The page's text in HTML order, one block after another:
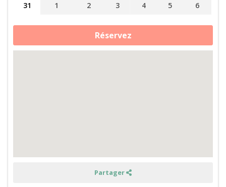
31
1 2 3 4 5 6
quantité
Le
Périgord
ferme
Réservez
Partager